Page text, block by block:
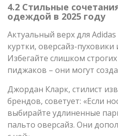
4.2 Стильные
одеждой в 2025 году
Актуальный верх для
куртки, оверсайз-
Избегайте слишком
пиджаков – они могут
Джордан Кларк, стилист
брендов, советует: «Если
выбирайте удлиненные
пальто оверсайз. Они